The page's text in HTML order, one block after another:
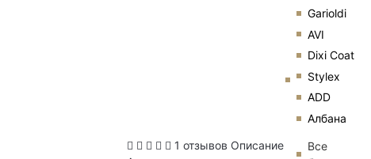
Garioldi
AVI
Dixi Coat
Stylex
ADD
Албана
Все
1 отзывов Описание